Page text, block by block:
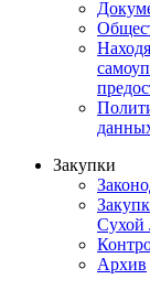
Закупки
Сухой
Архив